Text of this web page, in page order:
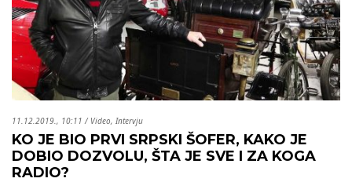
11.12.2019., 10:11 / Video, Intervju
KO JE BIO PRVI SRPSKI ŠOFER, KAKO JE
DOBIO DOZVOLU, ŠTA JE SVE I ZA KOGA
RADIO?